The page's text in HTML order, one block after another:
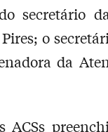
secretário
o
da
ACSs